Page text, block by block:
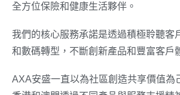
全方位保險和健康生活夥伴。
我們的核心服務承諾是透過積極聆聽客
和數碼轉型，不斷創新產品和豐富客戶
AXA安盛一直以為社區創造共享價值為